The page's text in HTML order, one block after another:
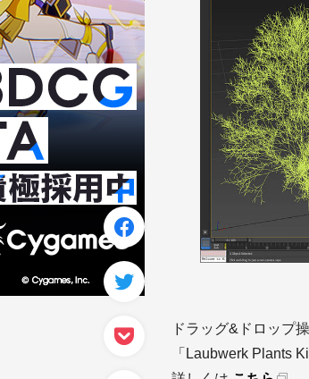
ドラッグ&ドロップ
「Laubwerk Plants